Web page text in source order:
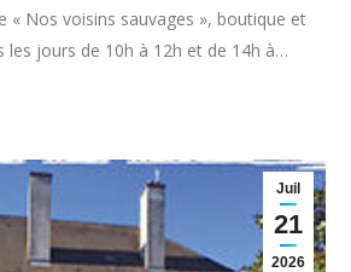
« Nos voisins sauvages », boutique et
les jours de 10h à 12h et de 14h à…
Juil
21
2026